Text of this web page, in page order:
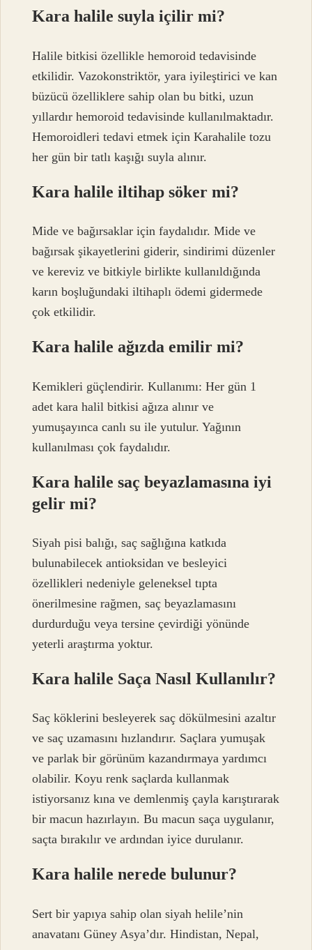
Kara halile suyla içilir mi?
Halile bitkisi özellikle hemoroid tedavisinde
etkilidir. Vazokonstriktör, yara iyileştirici ve kan
büzücü özelliklere sahip olan bu bitki, uzun
yıllardır hemoroid tedavisinde kullanılmaktadır.
Hemoroidleri tedavi etmek için Karahalile tozu
her gün bir tatlı kaşığı suyla alınır.
Kara halile iltihap söker mi?
Mide ve bağırsaklar için faydalıdır. Mide ve
bağırsak şikayetlerini giderir, sindirimi düzenler
ve kereviz ve bitkiyle birlikte kullanıldığında
karın boşluğundaki iltihaplı ödemi gidermede
çok etkilidir.
Kara halile ağızda emilir mi?
Kemikleri güçlendirir. Kullanımı: Her gün 1
adet kara halil bitkisi ağıza alınır ve
yumuşayınca canlı su ile yutulur. Yağının
kullanılması çok faydalıdır.
Kara halile saç beyazlamasına iyi
gelir mi?
Siyah pisi balığı, saç sağlığına katkıda
bulunabilecek antioksidan ve besleyici
özellikleri nedeniyle geleneksel tıpta
önerilmesine rağmen, saç beyazlamasını
durdurduğu veya tersine çevirdiği yönünde
yeterli araştırma yoktur.
Kara halile Saça Nasıl Kullanılır?
Saç köklerini besleyerek saç dökülmesini azaltır
ve saç uzamasını hızlandırır. Saçlara yumuşak
ve parlak bir görünüm kazandırmaya yardımcı
olabilir. Koyu renk saçlarda kullanmak
istiyorsanız kına ve demlenmiş çayla karıştırarak
bir macun hazırlayın. Bu macun saça uygulanır,
saçta bırakılır ve ardından iyice durulanır.
Kara halile nerede bulunur?
Sert bir yapıya sahip olan siyah helile’nin
anavatanı Güney Asya’dır. Hindistan, Nepal,